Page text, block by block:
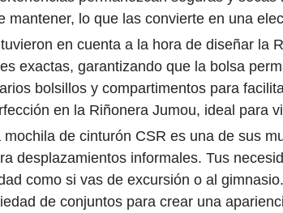
lo que las convierte en una
en cuenta a la hora de diseñar la
exactas, garantizando que la bolsa
bolsillos y compartimentos para
en la Riñonera Jumou, ideal para
de cinturón CSR es una de sus
desplazamientos informales. Tus
como si vas de excursión o al
de conjuntos para crear una